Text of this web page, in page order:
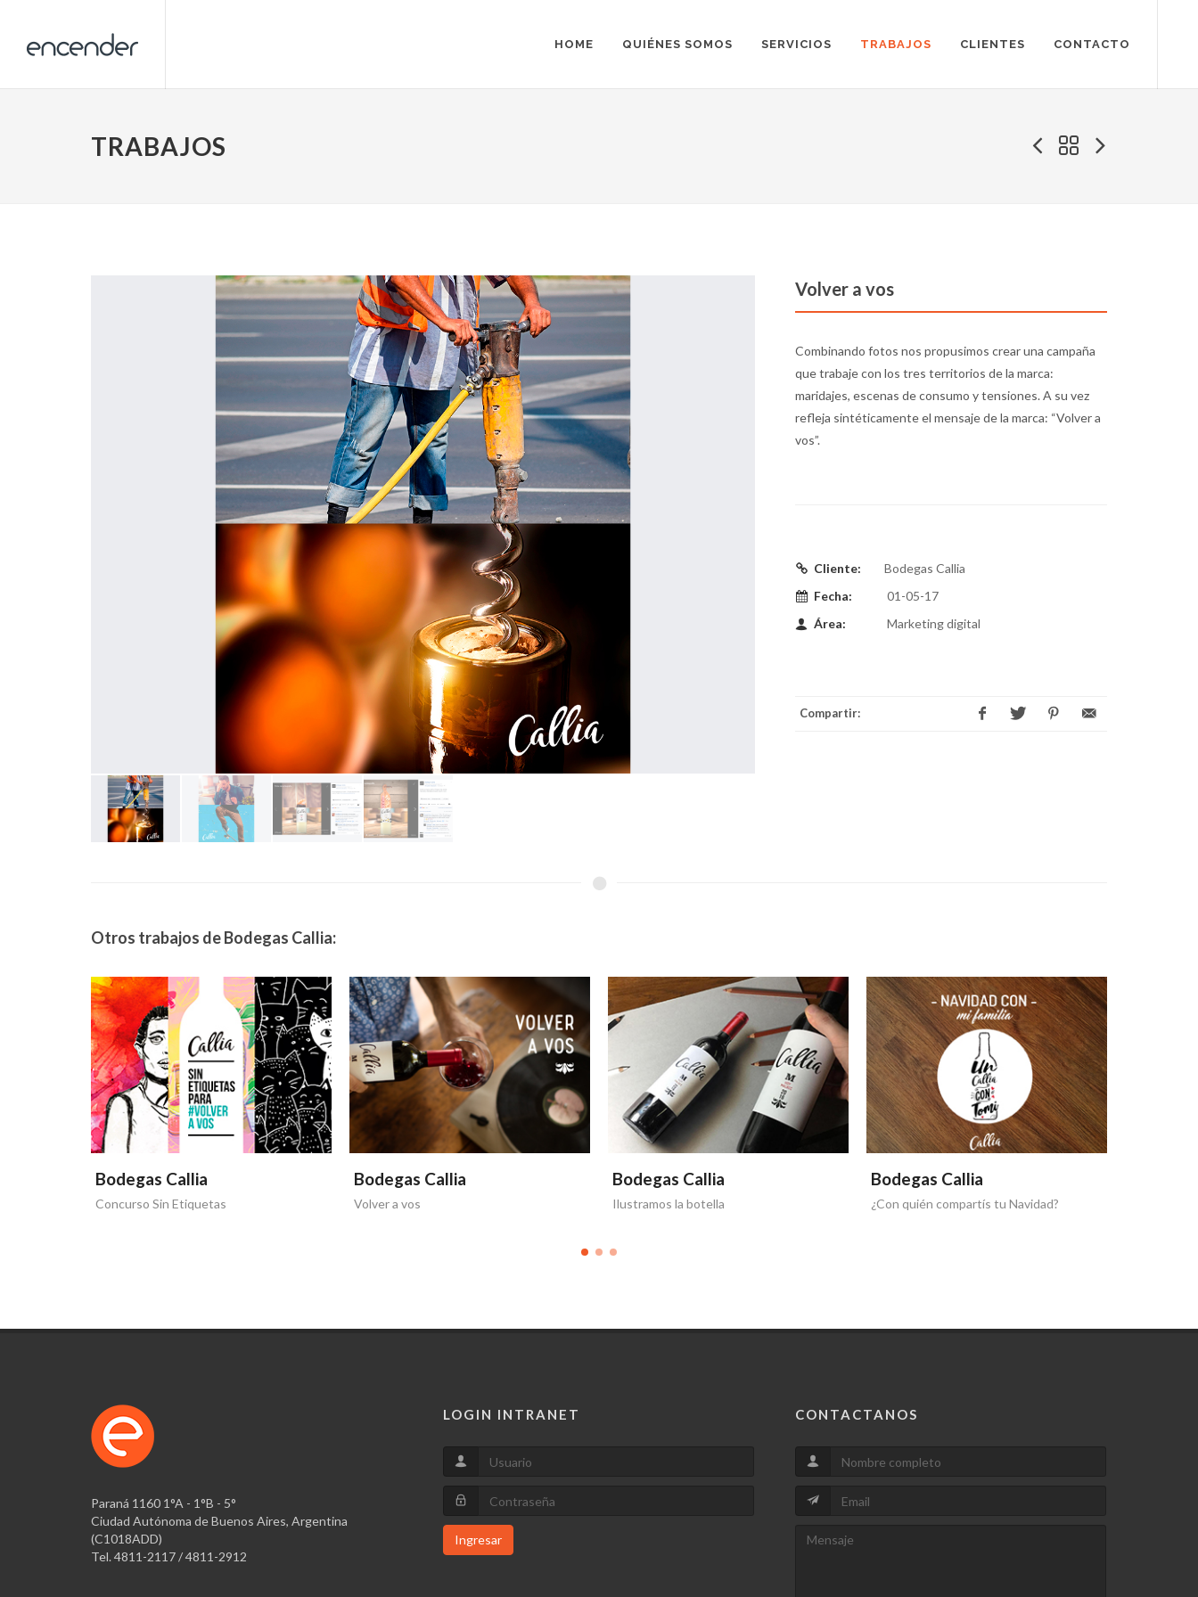
HOME QUIÉNES SOMOS SERVICIOS TRABAJOS CLIENTES CONTACTO
TRABAJOS
Volver a vos
Combinando fotos nos propusimos crear una campaña
que trabaje con los tres territorios de la marca:
maridajes, escenas de consumo y tensiones. A su vez
refleja sintéticamente el mensaje de la marca: “Volver a
vos”.
Cliente:
Bodegas Callia
Fecha:
01-05-17
Área:
Marketing digital
Compartir:
Otros trabajos de Bodegas Callia:
Bodegas Callia
Concurso Sin Etiquetas
Bodegas Callia
Volver a vos
Bodegas Callia
Ilustramos la botella
Bodegas Callia
¿Con quién compartís tu Navidad?
Paraná 1160 1°A - 1°B - 5°
Ciudad Autónoma de Buenos Aires, Argentina
(C1018ADD)
Tel. 4811-2117 / 4811-2912
LOGIN INTRANET
Ingresar
CONTACTANOS